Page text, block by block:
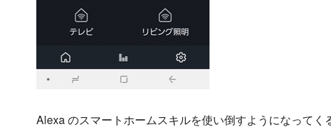
Alexa のスマートホームスキルを使い倒すようになって